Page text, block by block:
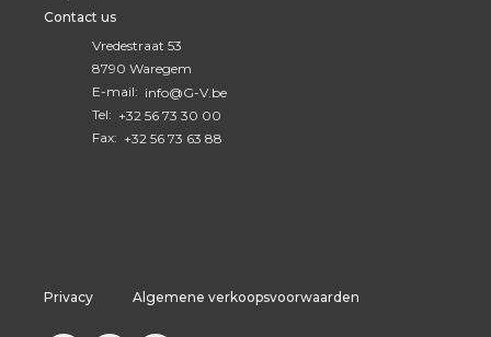
Contact us
Vredestraat 53
8790 Waregem
E-mail: info@G-V.be
Tel: +32 56 73 30 00
Fax: +32 56 73 63 88
Privacy Algemene verkoopsvoorwaarden